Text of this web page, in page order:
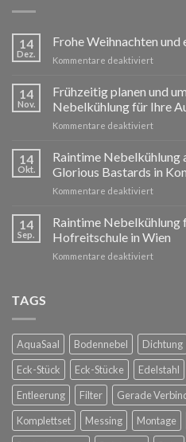
14
Dez.
Frohe Weihnachten und
Kommentare deaktiviertfür
und
ein
Jahr!
14
Nov.
Frühzeitig planen und
Nebelkühlung für Ihre
Kommentare deaktiviertfür
planen
und
Raintime
für
Ihre
14
Okt.
Raintime Nebelkühlung
Glorious Bastards in
Kommentare deaktiviertfür
auf
der
14
Sep.
Raintime Nebelkühlung
Hofreitschule in Wien
Kommentare deaktiviertfür
in
Wien
TAGS
AquaSaal Bodennebel Dichtung
Eck-Stück
Eck-Stücke Edelstahl
Entleerung
Filter Gerade
Komplettset
Messing Montage